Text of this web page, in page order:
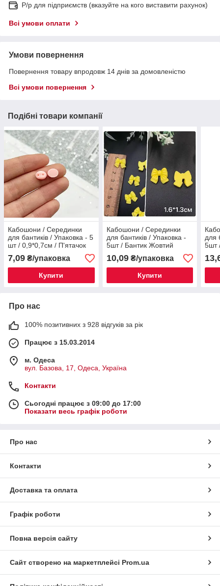
Р/р для підприємств (вказуйте на кого виставити рахунок)
Всі умови оплати
Умови повернення
Повернення товару впродовж 14 днів за домовленістю
Всі умови повернення
Подібні товари компанії
Кабошони / Серединки
для бантиків / Упаковка - 5
шт / 0,9*0,7см / П'ятачок
№46
7,09 ₴/упаковка
Купити
Кабошони / Серединки
для бантиків / Упаковка -
5шт / Бантик Жовтий
10,09₴/упаковка
Купити
для
5шт
Про нас
100% позитивних з 928 відгуків за рік
Працює з 15.03.2014
м. Одеса
вул. Базова, 17, Одеса, Україна
Контакти
Сьогодні працює з 09:00 до 17:00
Показати весь графік роботи
Про нас
Контакти
Доставка та оплата
Графік роботи
Повна версія сайту
Сайт створено на маркетплейсі Prom.ua